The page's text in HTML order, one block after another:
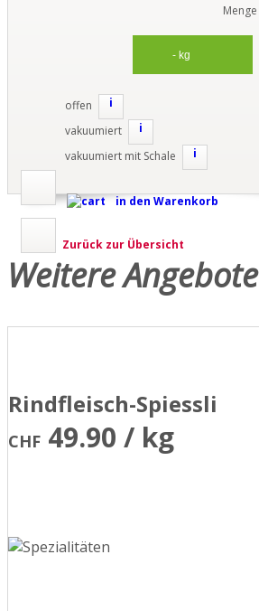
Menge
offen
i
vakuumiert
i
vakuumiert mit Schale
i
in den Warenkorb
Zurück zur Übersicht
Weitere Angebote
Rindfleisch-Spiessli
CHF 49.90 / kg